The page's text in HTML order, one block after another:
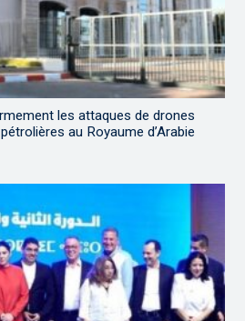
les attaques de drones
au Royaume d’Arabie